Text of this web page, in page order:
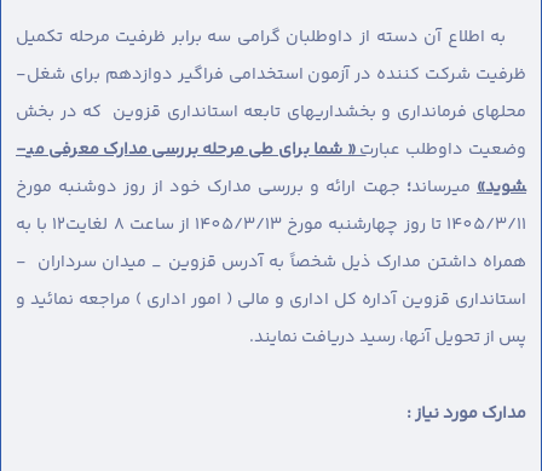
به اطلاع آن دسته از داوطلبان گرامی سه برابر ظرفیت مرحله تکمیل
ظرفیت شرکت کننده در آزمون استخدامی فراگیر دوازدهم برای شغل-
محل­های فرمانداری و بخشداریهای تابعه استانداری قزوین که در بخش
وضعیت داوطلب عبارت« شما برای طی مرحله بررسی مدارک معرفی می­
شوید»می­رساند؛ جهت ارائه و بررسی مدارک خود از روز دوشنبه مورخ
1405/3/11 تا روز چهارشنبه مورخ 1405/3/13 از ساعت 8 لغایت12 با به
همراه داشتن مدارک ذیل شخصاً به آدرس قزوین _ میدان سرداران -
استانداری قزوین آداره کل اداری و مالی ( امور اداری ) مراجعه نمائید و
پس از تحویل آنها، رسید دریافت نمایند.
مدارک مورد نیاز :